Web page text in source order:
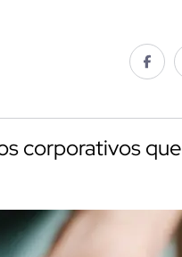
corporativos que